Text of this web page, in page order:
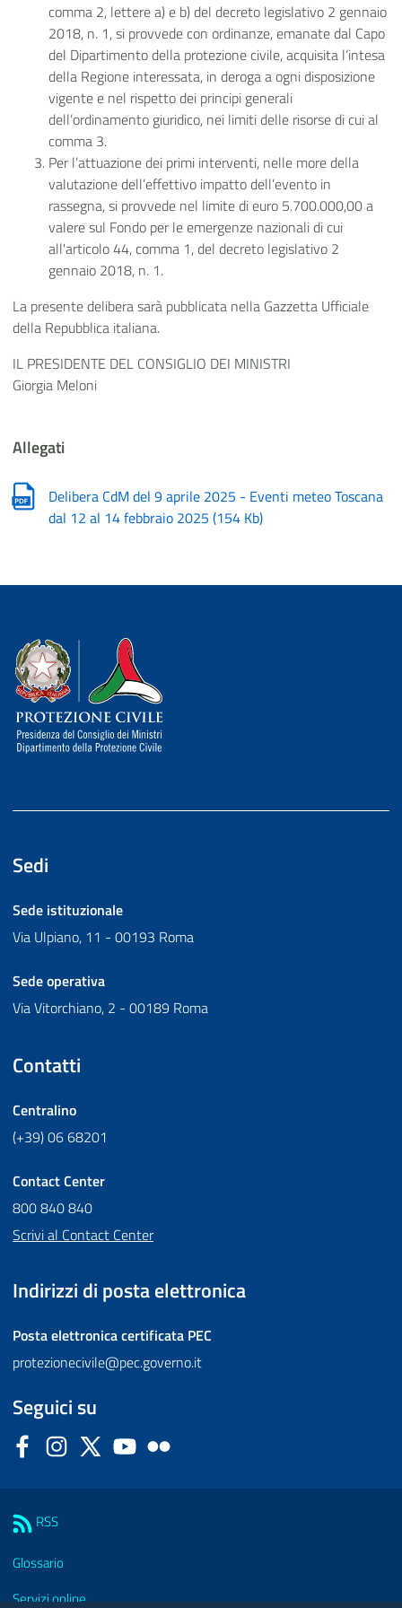
comma 2, lettere a) e b) del decreto legislativo 2 gennaio
2018, n. 1, si provvede con ordinanze, emanate dal Capo
del Dipartimento della protezione civile, acquisita l’intesa
della Regione interessata, in deroga a ogni disposizione
vigente e nel rispetto dei principi generali
dell’ordinamento giuridico, nei limiti delle risorse di cui al
comma 3.
Per l’attuazione dei primi interventi, nelle more della
valutazione dell’effettivo impatto dell’evento in
rassegna, si provvede nel limite di euro 5.700.000,00 a
valere sul Fondo per le emergenze nazionali di cui
all'articolo 44, comma 1, del decreto legislativo 2
gennaio 2018, n. 1.
La presente delibera sarà pubblicata nella Gazzetta Ufficiale
della Repubblica italiana.
IL PRESIDENTE DEL CONSIGLIO DEI MINISTRI
Giorgia Meloni
Allegati
Delibera CdM del 9 aprile 2025 - Eventi meteo Toscana
dal 12 al 14 febbraio 2025 (154 Kb)
Dipartimento della Protezione Civile
Sedi
Sede istituzionale
Via Ulpiano, 11 - 00193 Roma
Sede operativa
Via Vitorchiano, 2 - 00189 Roma
Contatti
Centralino
(+39) 06 68201
Contact Center
800 840 840
Scrivi al Contact Center
Indirizzi di posta elettronica
Posta elettronica certificata PEC
protezionecivile@pec.governo.it
Seguici su
FacebookInstagram
Twitter YouTube
RSS
Glossario
Servizi online